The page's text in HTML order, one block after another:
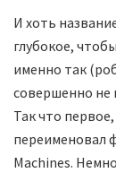
И хоть
глубокое,
именно так
совершенно не
Так что
переименовал
Machines.